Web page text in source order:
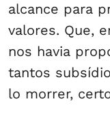
alcance para
valores. Que,
nos havia
tantos
lo morrer,